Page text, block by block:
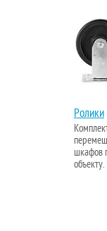
Ролики
шкафов
объекту.